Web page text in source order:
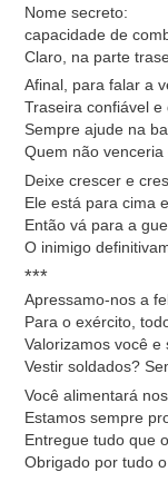
Nome secreto:
capacidade de
Claro, na parte
Afinal, para falar a
Traseira confiável e
Sempre ajude na
Quem não venceria
Deixe crescer e
Ele está para cima
Então vá para a
O inimigo
***
Apressamo-nos a
Para o exército,
Valorizamos você e
Vestir soldados?
Você alimentará
Estamos sempre
Entregue tudo que
Obrigado por tudo